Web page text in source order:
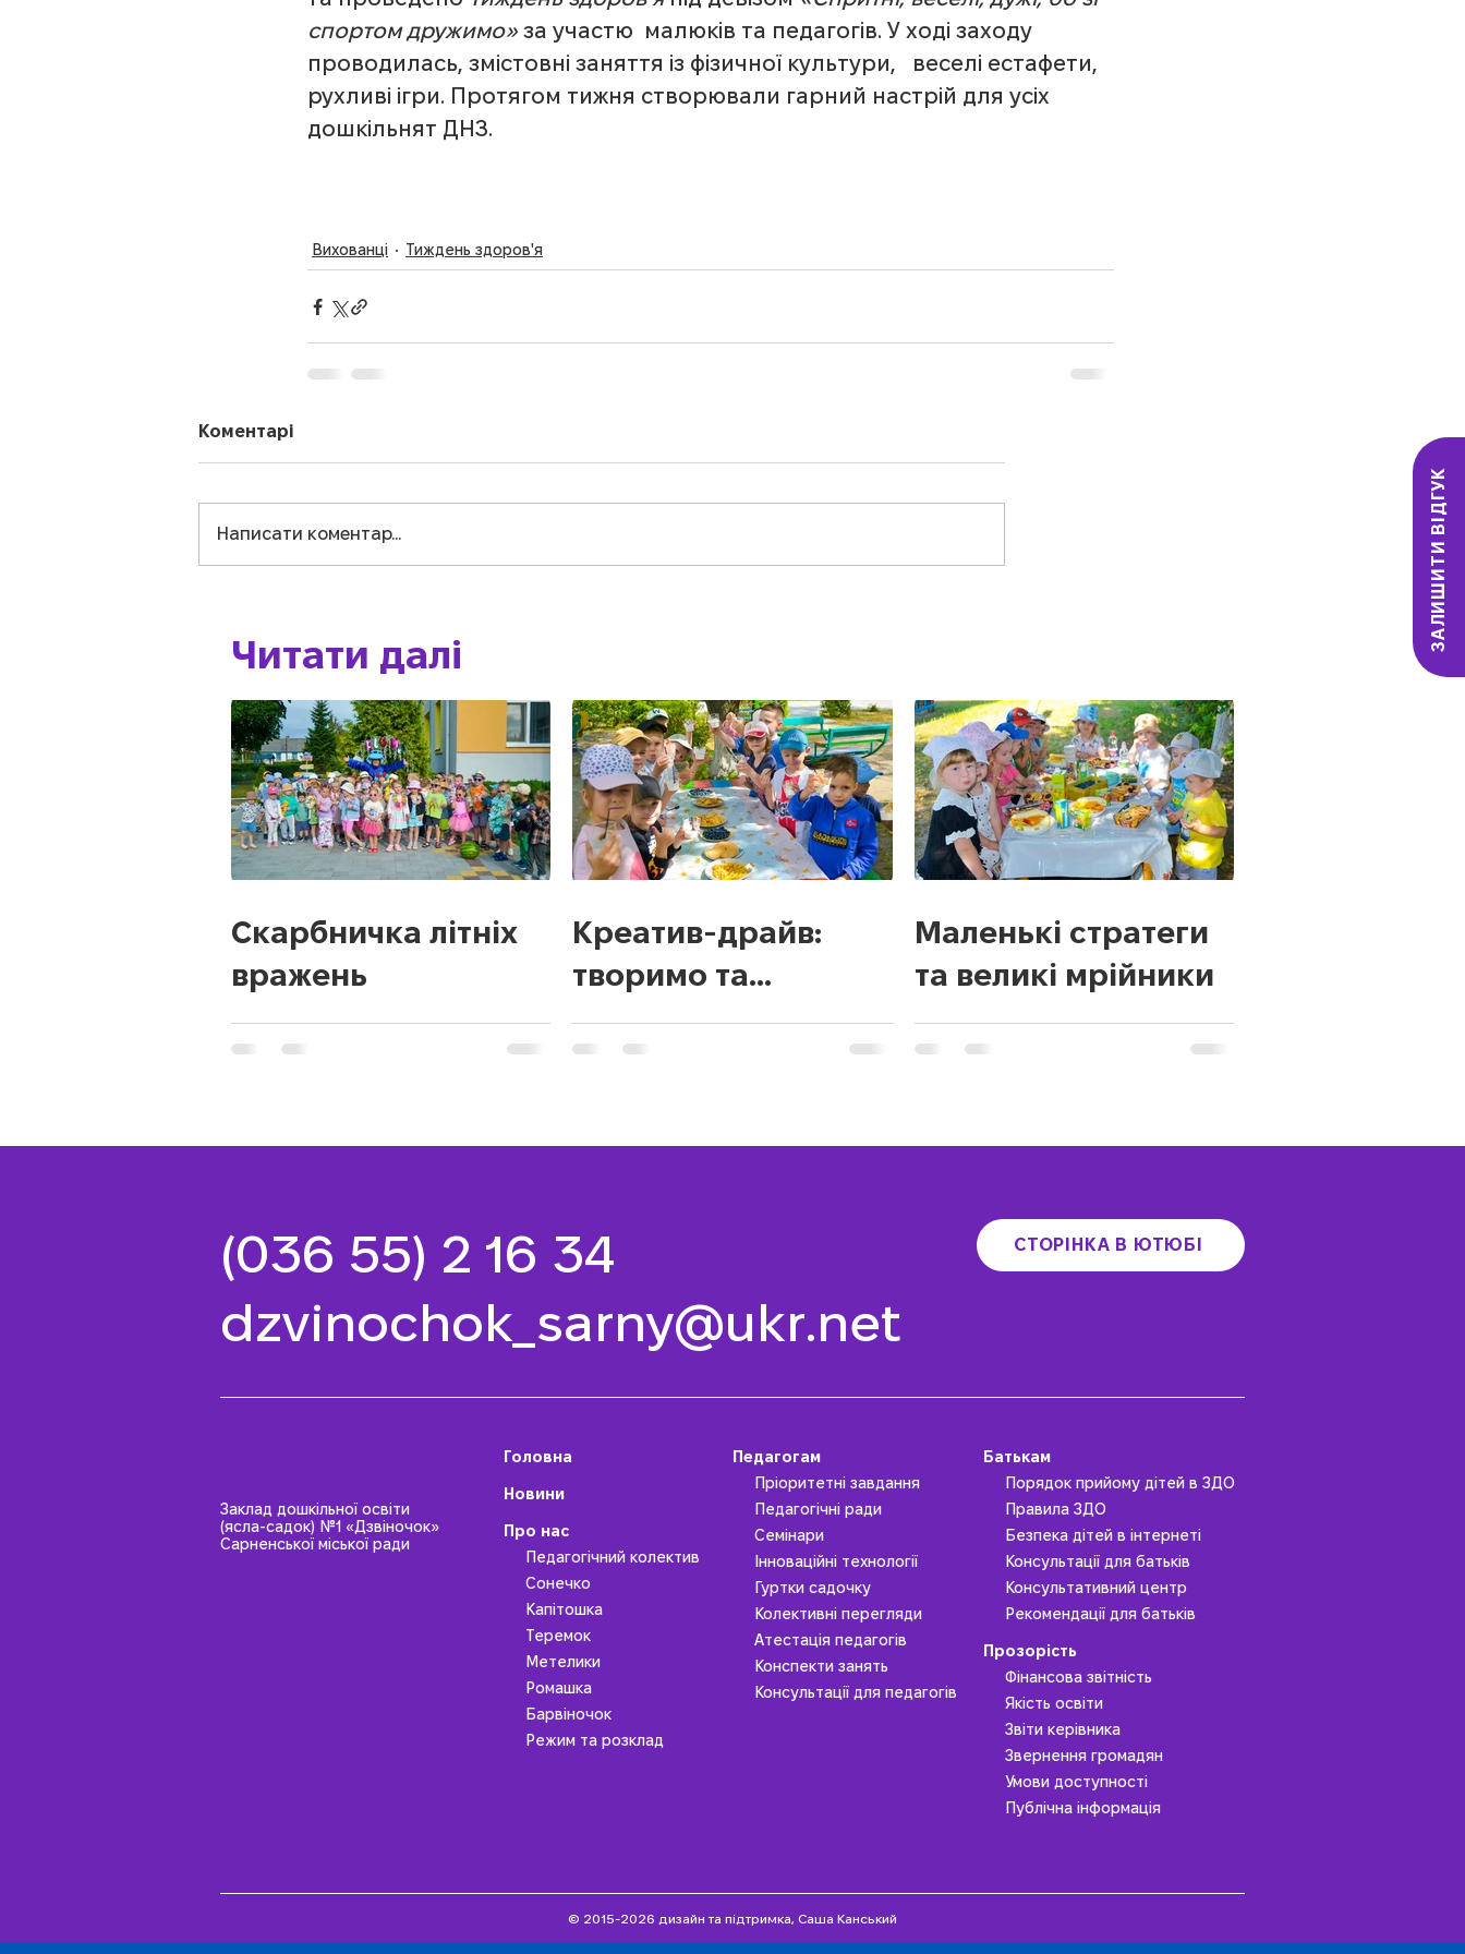
ЗАЛИШИТИ ВІДГУК
спортом дружимо» за участю  малюків та педагогів. У ході заходу
проводилась, змістовні заняття із фізичної культури,   веселі естафети,
рухливі ігри. Протягом тижня створювали гарний настрій для усіх
дошкільнят ДНЗ.
Вихованці Тиждень здоров'я
Коментарі
Написати коментар...
Читати далі
Скарбничка літніх
вражень
Креатив-драйв:
творимо та
вигадуємо!
Маленькі стратеги
та великі мрійники
(036 55) 2 16 34 СТОРІНКА В ЮТЮБІ
dzvinochok_sarny@ukr.net
Заклад дошкільної освіти
(ясла-садок) №1 «Дзвіночок»
Сарненської міської ради
Головна
Новини
Про нас
Педагогічний колектив
Сонечко
Капітошка
Теремок
Метелики
Ромашка
Барвіночок
Режим та розклад
Педагогам
Пріоритетні завдання
Педагогічні ради
Семінари
Інноваційні технології
Гуртки садочку
Колективні перегляди
Атестація педагогів
Конспекти занять
Консультації для педагогів
Батькам
Порядок прийому дітей в ЗДО
Правила ЗДО
Безпека дітей в інтернеті
Консультації для батьків
Консультативний центр
Рекомендації для батьків
Прозорість
Фінансова звітність
Якість освіти
Звіти керівника
Звернення громадян
Умови доступності
Публічна інформація
© 2015-2026 дизайн та підтримка, Саша Канський